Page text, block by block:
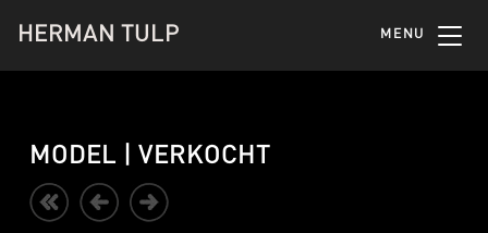
HERMAN TULP MENU
MODEL | VERKOCHT